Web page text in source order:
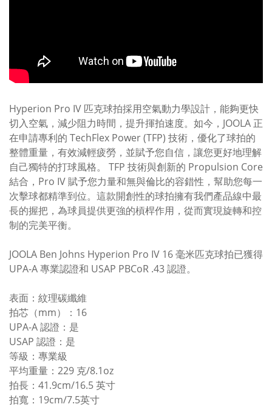
Hyperion Pro IV 匹克球拍採用空氣動力學設計，能夠更快
切入空氣，減少阻力時間，提升揮拍速度。如今，JOOLA 正
在申請專利的 TechFlex Power (TFP) 技術，優化了球拍的
整體重量，有效減輕疲勞，並賦予您自信，讓您更好地理解
自己獨特的打球風格。 TFP 技術與創新的 Propulsion Core
結合，Pro IV 賦予您力量和無與倫比的容錯性，幫助您每一
次擊球都精準到位。這款開創性的球拍擁有我們產品線中最
長的握把，為球員提供更強的槓桿作用，從而實現旋轉和控
制的完美平衡。
JOOLA Ben Johns Hyperion Pro IV 16 毫米匹克球拍已獲得
UPA-A 專業認證和 USAP PBCoR .43 認證。
表面：紋理碳纖維
拍芯（mm）：16
UPA-A 認證：是
USAP 認證：是
等級：專業級
平均重量：229 克/8.1oz
拍長：41.9cm/16.5 英寸
拍寬：19cm/7.5英寸